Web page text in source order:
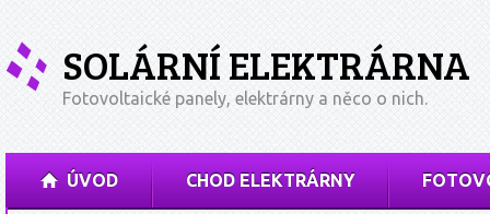
SOLÁRNÍ ELEKTRÁRNA
Fotovoltaické panely, elektrárny a něco o nich.
ÚVOD CHOD ELEKTRÁRNY